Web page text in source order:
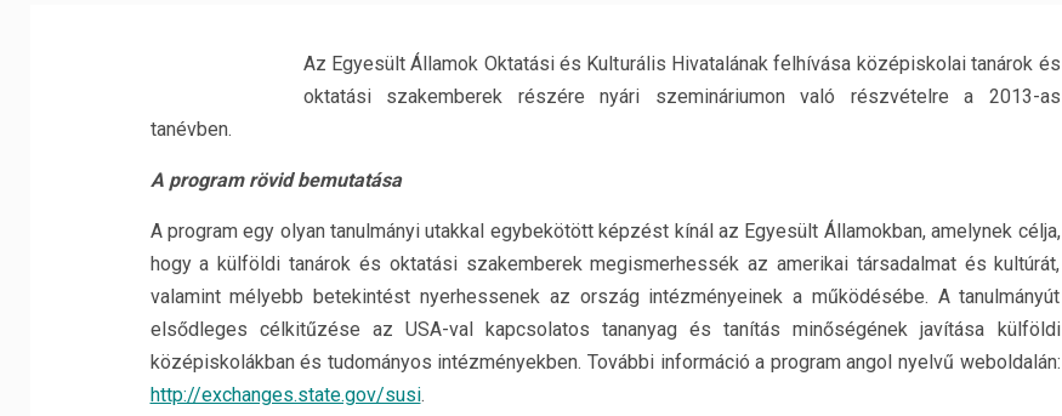
Az Egyesült Államok Oktatási és Kulturális Hivatalának felhívása középiskolai tanárok és
oktatási szakemberek részére nyári szemináriumon való részvételre a 2013-as
tanévben.
A program rövid bemutatása
A program egy olyan tanulmányi utakkal egybekötött képzést kínál az Egyesült Államokban, amelynek célja,
hogy a külföldi tanárok és oktatási szakemberek megismerhessék az amerikai társadalmat és kultúrát,
valamint mélyebb betekintést nyerhessenek az ország intézményeinek a működésébe. A tanulmányút
elsődleges célkitűzése az USA-val kapcsolatos tananyag és tanítás minőségének javítása külföldi
középiskolákban és tudományos intézményekben. További információ a program angol nyelvű weboldalán:
http://exchanges.state.gov/susi.